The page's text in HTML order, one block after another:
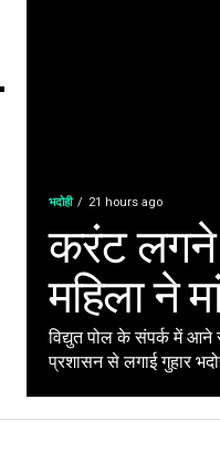
भदोही 21 hours ago
करंट लगने
महिला ने
विद्युत पोल के संपर्क में
प्रशासन से लगाई गुहार